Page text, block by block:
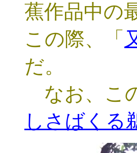
蕉作品中の
この際、「
だ。
なお、こ
しさばくる